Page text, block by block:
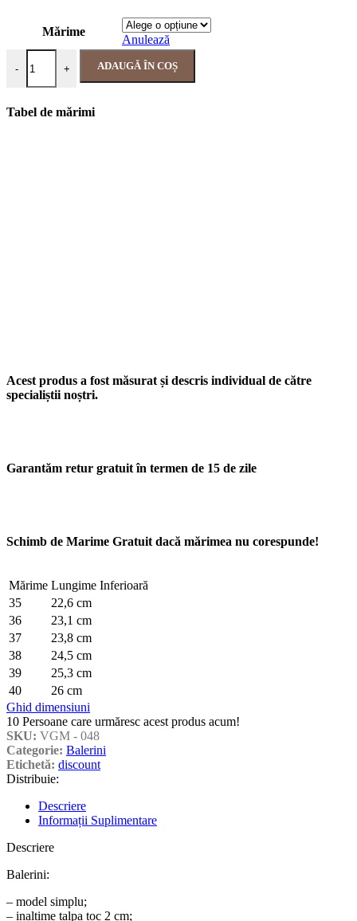
Mărime
Anulează
- + ADAUGĂ ÎN COȘ
Tabel de mărimi
Acest produs a fost măsurat și descris individual de către
specialiștii noștri.
Garantăm retur gratuit în termen de 15 de zile
Schimb de Marime Gratuit dacă mărimea nu corespunde!
Mărime Lungime Inferioară
35
22,6 cm
36
23,1 cm
37
23,8 cm
38
24,5 cm
39
25,3 cm
40
26 cm
Ghid dimensiuni
10 Persoane care urmăresc acest produs acum!
SKU: VGM - 048
Categorie: Balerini
Etichetă: discount
Distribuie:
Descriere
Informații Suplimentare
Descriere
Balerini:
– model simplu;
– inaltime talpa toc 2 cm;